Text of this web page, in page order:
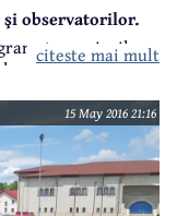
şi observatorilor.
meciurile
rundei are loc la
pe terenul
formaţii
viitoare şi în
citeste mai mult
15 May 2016 21:16